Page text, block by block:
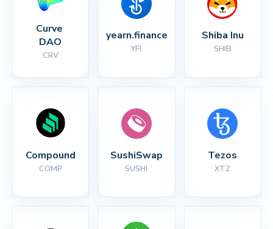
Curve
DAO
CRV
yearn.finance
YFI
Shiba Inu
SHIB
Compound
COMP
SushiSwap
SUSHI
Tezos
XTZ